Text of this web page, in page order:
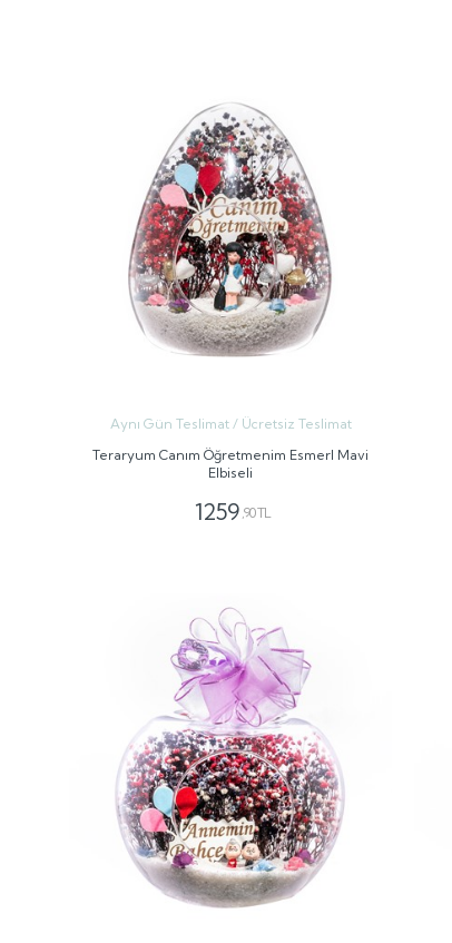
Aynı Gün Teslimat / Ücretsiz Teslimat
Teraryum Canım Öğretmenim Esmerl Mavi
Elbiseli
1259 ,90 TL